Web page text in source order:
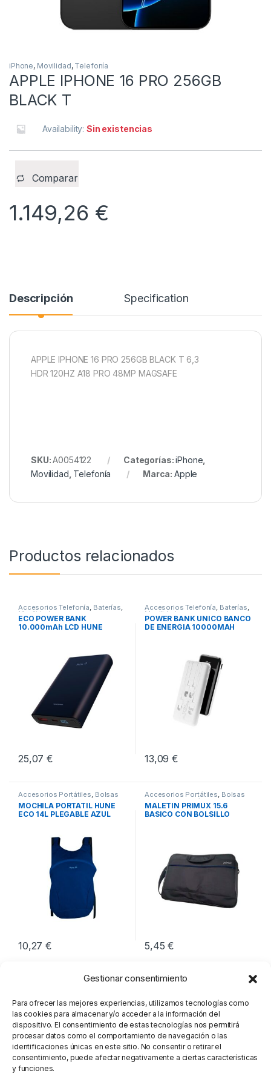
Gestionar consentimiento
Para ofrecer las mejores experiencias, utilizamos tecnologías como
las cookies para almacenar y/o acceder a la información del
dispositivo. El consentimiento de estas tecnologías nos permitirá
procesar datos como el comportamiento de navegación o las
identificaciones únicas en este sitio. No consentir o retirar el
consentimiento, puede afectar negativamente a ciertas características
y funciones.
iPhone, Movilidad, Telefonía
APPLE IPHONE 16 PRO 256GB
BLACK T
Availability:Sin existencias
Comparar
1.149,26 €
Descripción Specification
APPLE IPHONE 16 PRO 256GB BLACK T 6,3
HDR 120HZ A18 PRO 48MP MAGSAFE
SKU:A0054122 Categorías:iPhone
Movilidad Telefonía Marca: Apple
Productos relacionados
Accesorios Telefonía, Baterías,
Movilidad
ECO POWER BANK
10.000mAh LCD HUNE
25,07€
Accesorios Telefonía, Baterías,
Movilidad
POWER BANK UNICO BANCO
DE ENERGIA 10000MAH
13,09€
Accesorios Portátiles, Bolsas
Transporte Portátiles, Movilidad
MOCHILA PORTATIL HUNE
ECO 14L PLEGABLE AZUL
10,27€
Accesorios Portátiles, Bolsas
Transporte Portátiles,Movilidad
MALETIN PRIMUX 15.6
BASICO CON BOLSILLO
5,45€